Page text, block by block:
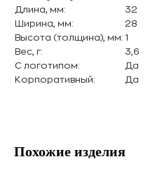
Длина, мм:
32
Ширина, мм:
28
Высота (толщина), мм: 1
Вес, г:
3,6
С логотипом:
Да
Корпоративный:
Да
Похожие изделия